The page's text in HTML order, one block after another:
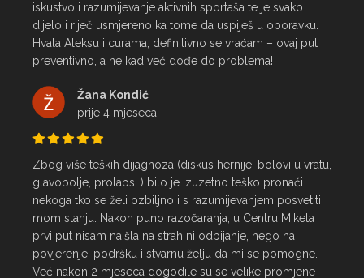
iskustvo i razumijevanje aktivnih sportaša te je svako
dijelo i riječ usmjereno ka tome da uspiješ u oporavku.
Hvala Aleksu i curama, definitivno se vraćam – ovaj put
preventivno, a ne kad već dođe do problema!
Žana Kondić
prije 4 mjeseca
Zbog više teških dijagnoza (diskus hernije, bolovi u vratu,
glavobolje, prolaps…) bilo je izuzetno teško pronaći
nekoga tko se želi ozbiljno i s razumijevanjem posvetiti
mom stanju. Nakon puno razočaranja, u Centru Miketa
prvi put nisam naišla na strah ni odbijanje, nego na
povjerenje, podršku i stvarnu želju da mi se pomogne.
Već nakon 2 mjeseca dogodile su se velike promjene —